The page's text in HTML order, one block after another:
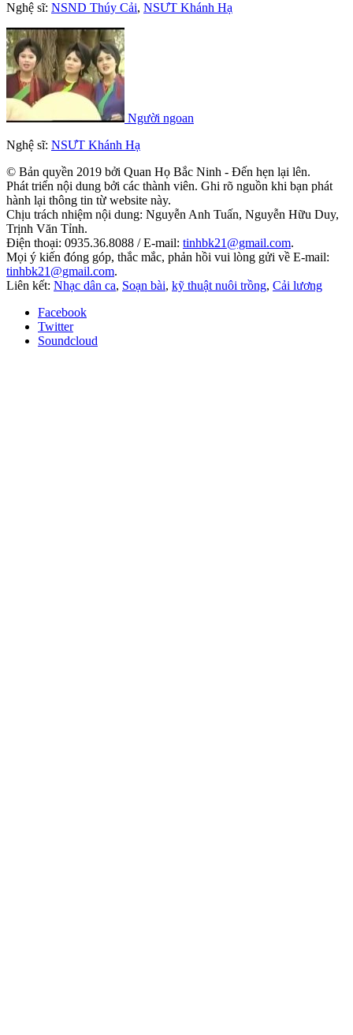
Nghệ sĩ: NSND Thúy Cải, NSƯT Khánh Hạ
Người ngoan
Nghệ sĩ: NSƯT Khánh Hạ
© Bản quyền 2019 bởi Quan Họ Bắc Ninh - Đến hẹn lại lên.
Phát triển nội dung bởi các thành viên. Ghi rõ nguồn khi bạn phát
hành lại thông tin từ website này.
Chịu trách nhiệm nội dung: Nguyễn Anh Tuấn, Nguyễn Hữu Duy,
Trịnh Văn Tỉnh.
Điện thoại: 0935.36.8088 / E-mail: tinhbk21@gmail.com.
Mọi ý kiến đóng góp, thắc mắc, phản hồi vui lòng gửi về E-mail:
tinhbk21@gmail.com.
Liên kết: Nhạc dân ca, Soạn bài, kỹ thuật nuôi trồng, Cải lương
Facebook
Twitter
Soundcloud